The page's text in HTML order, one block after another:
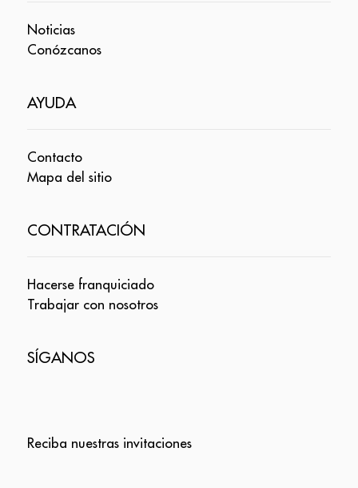
Noticias
Conózcanos
AYUDA
Contacto
Mapa del sitio
CONTRATACIÓN
Hacerse franquiciado
Trabajar con nosotros
SÍGANOS
Reciba nuestras invitaciones